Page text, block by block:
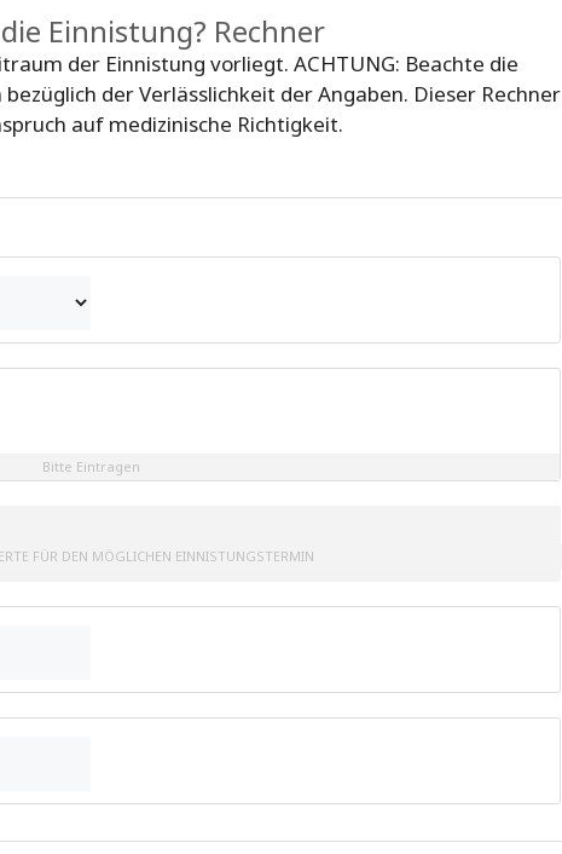
Einnistung? Rechner
der Einnistung vorliegt. ACHTUNG: Beachte die
der Verlässlichkeit der Angaben. Dieser Rechner
auf medizinische Richtigkeit.
Bitte Eintragen
FÜR DEN MÖGLICHEN EINNISTUNGSTERMIN